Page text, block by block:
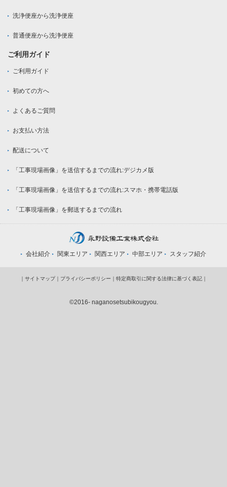
洗浄便座から洗浄便座
普通便座から洗浄便座
ご利用ガイド
ご利用ガイド
初めての方へ
よくあるご質問
お支払い方法
配送について
「工事現場画像」を送信するまでの流れ:デジカメ版
「工事現場画像」を送信するまでの流れ:スマホ・携帯電話版
「工事現場画像」を郵送するまでの流れ
会社紹介 関東エリア 関西エリア 中部エリア スタッフ紹介
｜ サイトマップ｜ プライバシーポリシー ｜ 特定商取引に関する法律に基づく表記 ｜
©2016- naganosetsubikougyou.